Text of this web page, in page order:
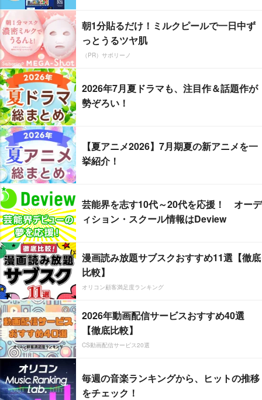
朝1分貼るだけ！ミルクピールで一日中ず
っとうるツヤ肌
（PR）サボリーノ
2026年7月夏ドラマも、注目作＆話題作が
勢ぞろい！
【夏アニメ2026】7月期夏の新アニメを一
挙紹介！
芸能界を志す10代～20代を応援！ オーデ
ィション・スクール情報はDeview
漫画読み放題サブスクおすすめ11選【徹底
比較】
オリコン顧客満足度ランキング
2026年動画配信サービスおすすめ40選
【徹底比較】
CS動画配信サービス20選
毎週の音楽ランキングから、ヒットの推移
をチェック！